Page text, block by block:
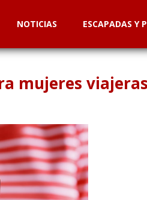
NOTICIAS ESCAPADAS Y
mujeres viajeras